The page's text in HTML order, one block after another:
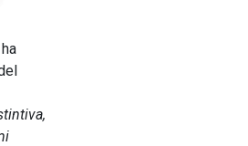
ha